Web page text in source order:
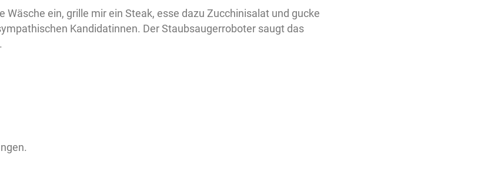
Wäsche ein, grille mir ein Steak, esse dazu Zucchinisalat und gucke
Kandidatinnen. Der Staubsaugerroboter saugt das